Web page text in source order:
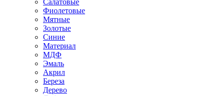
Салатовые
Фиолетовые
Мятные
Золотые
Синие
Материал
МДФ
Эмаль
Акрил
Береза
Дерево